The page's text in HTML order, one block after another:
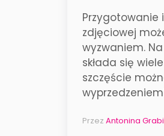
Przygotowanie
zdjęciowej
wyzwaniem.
składa się
szczęście
Przez Antonina